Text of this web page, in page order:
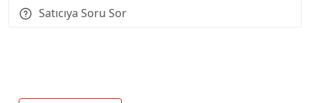
Satıcıya Soru Sor